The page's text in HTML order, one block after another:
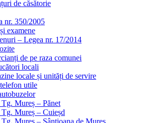
de căsătorie
nr. 350/2005
examene
– Legea nr. 17/2014
de pe raza comunei
locali
locale și unități de servire
utile
Mureș – Pănet
Mureș – Cuieșd
Mureș – Sântioana de Mureș